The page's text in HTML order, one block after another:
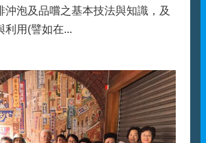
沖泡及品嚐之基本技法與知識，及
利用(譬如在...